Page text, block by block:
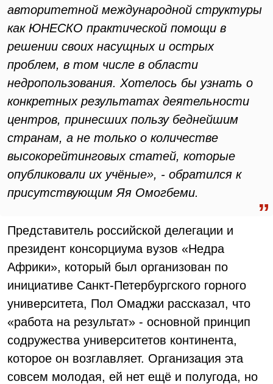
авторитетной международной структуры
как ЮНЕСКО практической помощи в
решении своих насущных и острых
проблем, в том числе в области
недропользования. Хотелось бы узнать о
конкретных результатах деятельности
центров, принесших пользу беднейшим
странам, а не только о количестве
высокорейтинговых статей, которые
опубликовали их учёные», - обратился к
присутствующим Яя Омогбеми.
Представитель российской делегации и
президент консорциума вузов «Недра
Африки», который был организован по
инициативе Санкт-Петербургского горного
университета, Пол Омаджи рассказал, что
«работа на результат» - основной принцип
содружества университетов континента,
которое он возглавляет. Организация эта
совсем молодая, ей нет ещё и полугода, но